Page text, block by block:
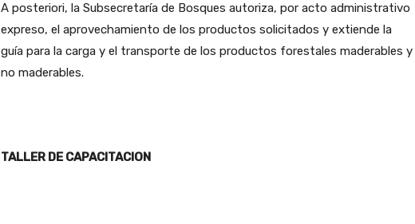
A posteriori, la Subsecretaría de Bosques autoriza, por acto administrativo
expreso, el aprovechamiento de los productos solicitados y extiende la
guía para la carga y el transporte de los productos forestales maderables y
no maderables.
TALLER DE CAPACITACION